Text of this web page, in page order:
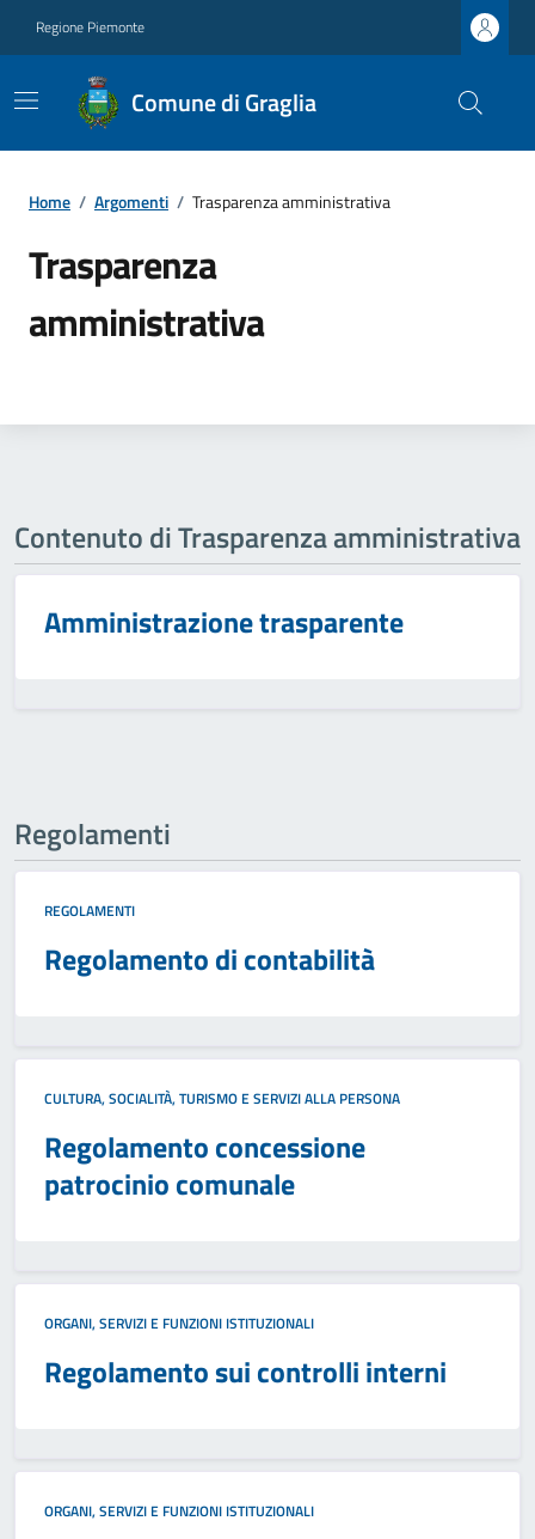
Regione Piemonte
Comune di Graglia
Home / Argomenti / Trasparenza amministrativa
Trasparenza
amministrativa
Contenuto di Trasparenza amministrativa
Amministrazione trasparente
Regolamenti
REGOLAMENTI
Regolamento di contabilità
CULTURA, SOCIALITÀ, TURISMO E SERVIZI ALLA PERSONA
Regolamento concessione
patrocinio comunale
ORGANI, SERVIZI E FUNZIONI ISTITUZIONALI
Regolamento sui controlli interni
ORGANI, SERVIZI E FUNZIONI ISTITUZIONALI